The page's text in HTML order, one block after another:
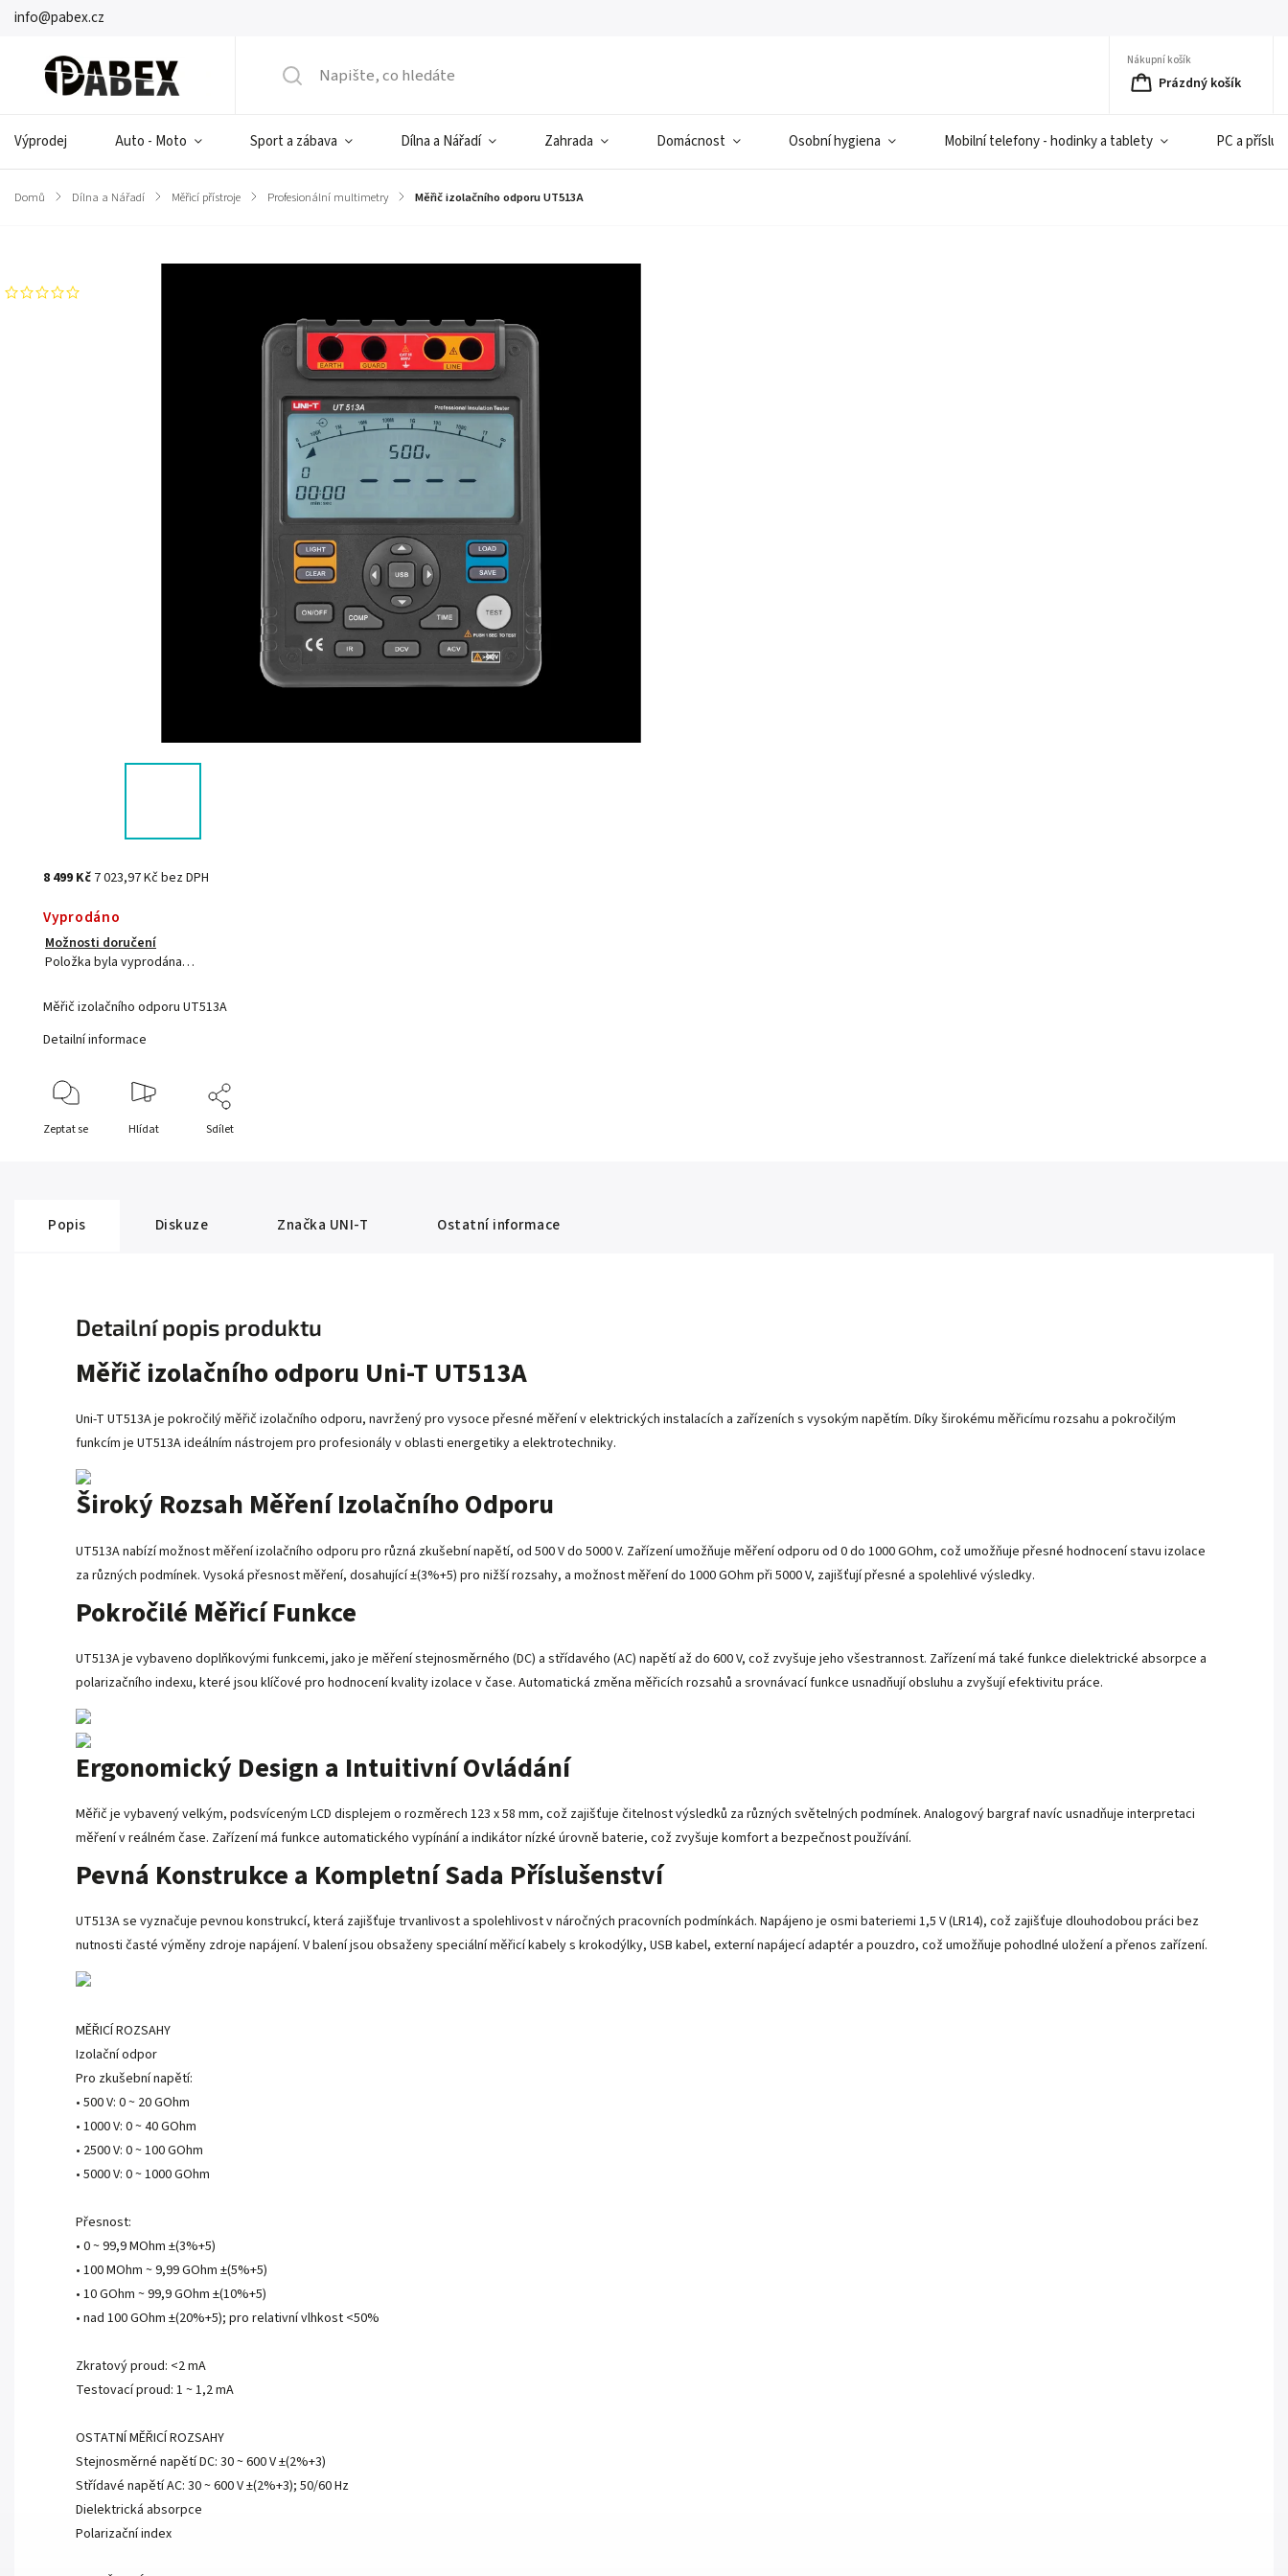
info@pabex.cz
Nákupní košík
Prázdný košík
Výprodej Auto - Moto Sport a zábava Dílna a Nářadí Zahrada Domácnost Osobní hygiena Mobilní telefony - hodinky a tablety PC a
Domů / Dílna a Nářadí / Měřicí přístroje / Profesionální multimetry / Měřič izolačního odporu UT513A
8 499 Kč 7 023,97 Kč bez DPH
Vyprodáno
Možnosti doručení
Položka byla vyprodána…
Měřič izolačního odporu UT513A
Detailní informace
Zeptat se Hlídat Sdílet
Popis Diskuze Značka UNI-T Ostatní informace
Detailní popis produktu
Měřič izolačního odporu Uni-T UT513A
Uni-T UT513A je pokročilý měřič izolačního odporu, navržený pro vysoce přesné měření v elektrických instalacích a zařízeních s vysokým napětím. Díky širokému měřicímu rozsahu a pokročilým
funkcím je UT513A ideálním nástrojem pro profesionály v oblasti energetiky a elektrotechniky.
Široký Rozsah Měření Izolačního Odporu
UT513A nabízí možnost měření izolačního odporu pro různá zkušební napětí, od 500 V do 5000 V. Zařízení umožňuje měření odporu od 0 do 1000 GOhm, což umožňuje přesné hodnocení stavu izolace
za různých podmínek. Vysoká přesnost měření, dosahující ±(3%+5) pro nižší rozsahy, a možnost měření do 1000 GOhm při 5000 V, zajišťují přesné a spolehlivé výsledky.
Pokročilé Měřicí Funkce
UT513A je vybaveno doplňkovými funkcemi, jako je měření stejnosměrného (DC) a střídavého (AC) napětí až do 600 V, což zvyšuje jeho všestrannost. Zařízení má také funkce dielektrické absorpce a
polarizačního indexu, které jsou klíčové pro hodnocení kvality izolace v čase. Automatická změna měřicích rozsahů a srovnávací funkce usnadňují obsluhu a zvyšují efektivitu práce.
Ergonomický Design a Intuitivní Ovládání
Měřič je vybavený velkým, podsvíceným LCD displejem o rozměrech 123 x 58 mm, což zajišťuje čitelnost výsledků za různých světelných podmínek. Analogový bargraf navíc usnadňuje interpretaci
měření v reálném čase. Zařízení má funkce automatického vypínání a indikátor nízké úrovně baterie, což zvyšuje komfort a bezpečnost používání.
Pevná Konstrukce a Kompletní Sada Příslušenství
UT513A se vyznačuje pevnou konstrukcí, která zajišťuje trvanlivost a spolehlivost v náročných pracovních podmínkách. Napájeno je osmi bateriemi 1,5 V (LR14), což zajišťuje dlouhodobou práci bez
nutnosti časté výměny zdroje napájení. V balení jsou obsaženy speciální měřicí kabely s krokodýlky, USB kabel, externí napájecí adaptér a pouzdro, což umožňuje pohodlné uložení a přenos zařízení.
MĚŘICÍ ROZSAHY
Izolační odpor
Pro zkušební napětí:
• 500 V: 0 ~ 20 GOhm
• 1000 V: 0 ~ 40 GOhm
• 2500 V: 0 ~ 100 GOhm
• 5000 V: 0 ~ 1000 GOhm
Přesnost:
• 0 ~ 99,9 MOhm ±(3%+5)
• 100 MOhm ~ 9,99 GOhm ±(5%+5)
• 10 GOhm ~ 99,9 GOhm ±(10%+5)
• nad 100 GOhm ±(20%+5); pro relativní vlhkost <50%
Zkratový proud: <2 mA
Testovací proud: 1 ~ 1,2 mA
OSTATNÍ MĚŘICÍ ROZSAHY
Stejnosměrné napětí DC: 30 ~ 600 V ±(2%+3)
Střídavé napětí AC: 30 ~ 600 V ±(2%+3); 50/60 Hz
Dielektrická absorpce
Polarizační index